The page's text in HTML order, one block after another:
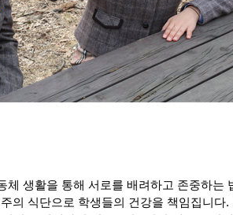
생활을 통해 서로를 배려하고 존중하는
의 식단으로 학생들의 건강을 책임집니다.